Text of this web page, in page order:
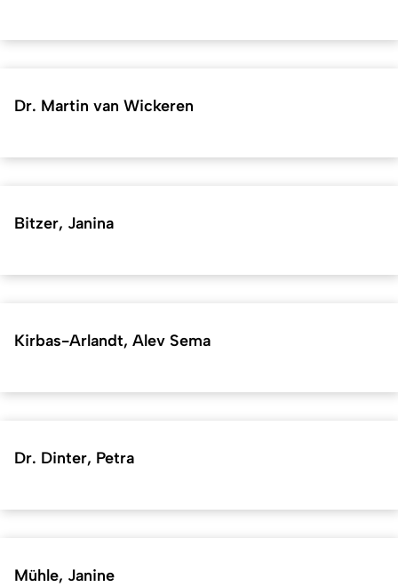
Dr. Martin van Wickeren
Bitzer, Janina
Kirbas-Arlandt, Alev Sema
Dr. Dinter, Petra
Mühle, Janine